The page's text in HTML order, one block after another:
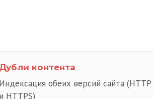
контента
обеих версий сайта (HTTP
HTTPS)